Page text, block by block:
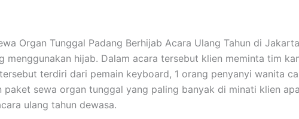
Organ Tunggal Padang Berhijab Acara Ulang Tahun di
menggunakan hijab. Dalam acara tersebut klien meminta tim
terdiri dari pemain keyboard, 1 orang penyanyi wanita
paket sewa organ tunggal yang paling banyak di minati klien
ulang tahun dewasa.